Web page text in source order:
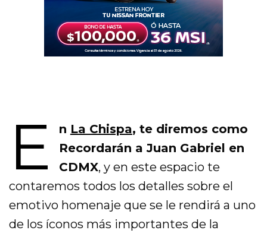
E n La Chispa, te diremos como
Recordarán a Juan Gabriel en
CDMX, y en este espacio te
contaremos todos los detalles sobre el
emotivo homenaje que se le rendirá a uno
de los íconos más importantes de la